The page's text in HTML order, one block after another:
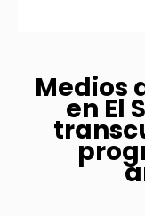
Medios
en El